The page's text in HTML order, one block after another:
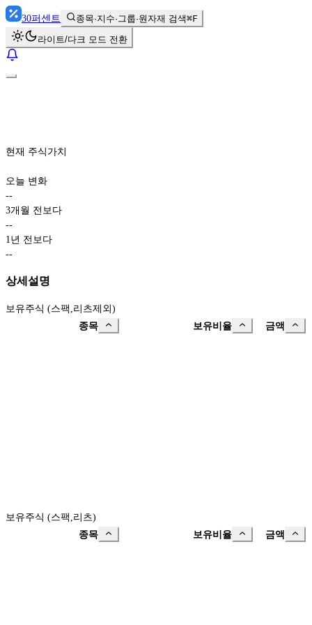
30퍼센트 종목·지수·그룹·원자재 검색⌘F
라이트/다크 모드 전환
현재 주식가치
오늘 변화
--
3개월 전보다
--
1년 전보다
--
상세설명
보유주식 (스팩,리츠제외)
종목
보유비율 금액
보유주식 (스팩,리츠)
종목
보유비율 금액